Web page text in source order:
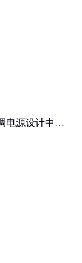
电源设计中的